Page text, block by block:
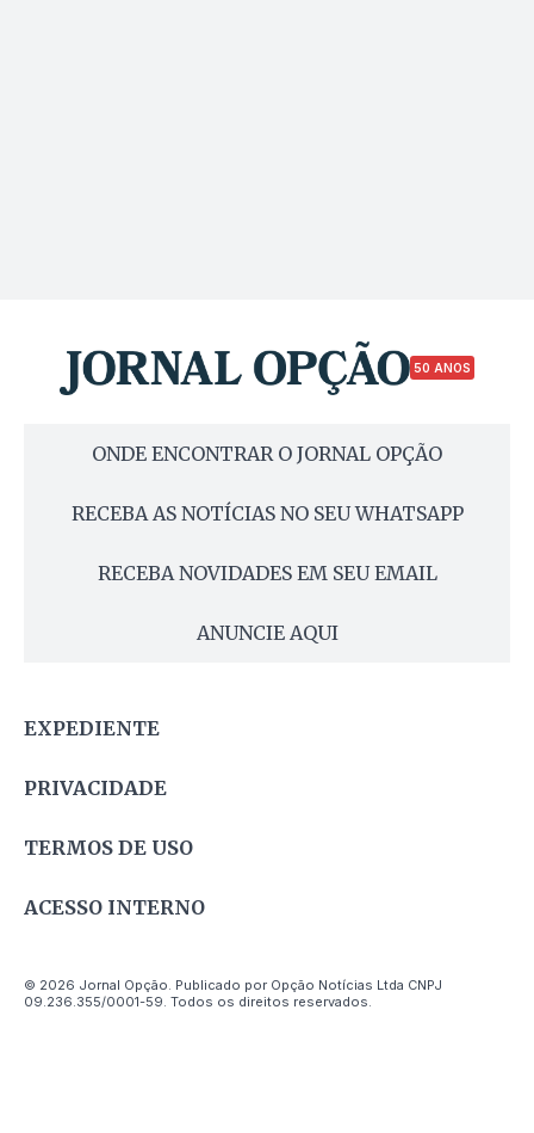
50 ANOS
ONDE ENCONTRAR O JORNAL OPÇÃO
RECEBA AS NOTÍCIAS NO SEU WHATSAPP
RECEBA NOVIDADES EM SEU EMAIL
ANUNCIE AQUI
EXPEDIENTE
PRIVACIDADE
TERMOS DE USO
ACESSO INTERNO
© 2026 Jornal Opção. Publicado por Opção Notícias Ltda CNPJ
09.236.355/0001-59. Todos os direitos reservados.